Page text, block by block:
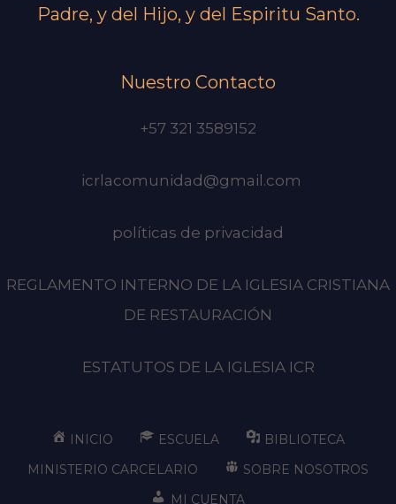
Padre, y del Hijo, y del Espiritu Santo.
Nuestro Contacto
+57 321 3589152
icrlacomunidad@gmail.com
políticas de privacidad
REGLAMENTO INTERNO DE LA IGLESIA CRISTIANA
DE RESTAURACIÓN
ESTATUTOS DE LA IGLESIA ICR
INICIO ESCUELA
BIBLIOTECA
MINISTERIO CARCELARIO
SOBRE NOSOTROS
MI CUENTA